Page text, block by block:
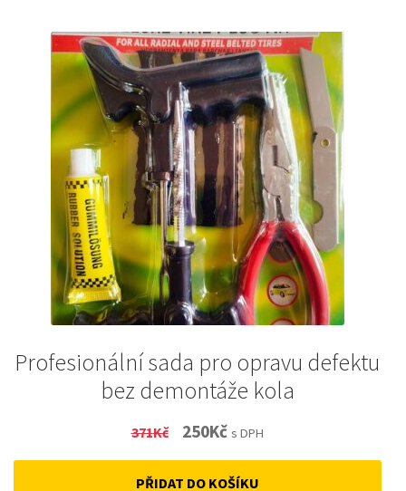
Profesionální sada pro opravu defektu
bez demontáže kola
371Kč
Original
price
was:
250KčCurrent
price
is:
s DPH
PŘIDAT DO KOŠÍKU